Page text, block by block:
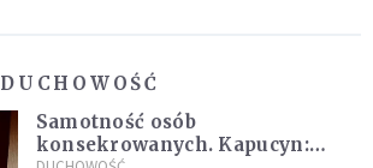
DUCHOWOŚĆ
Samotność osób
konsekrowanych. Kapucyn: